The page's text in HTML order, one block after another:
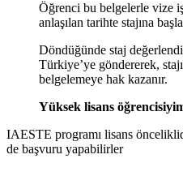
Öğrenci bu belgelerle vize
anlaşılan tarihte stajına
Döndüğünde staj
Türkiye’ye göndererek,
belgelemeye hak kazanır.
Yüksek lisans
IAESTE programı lisans
de başvuru yapabilirler